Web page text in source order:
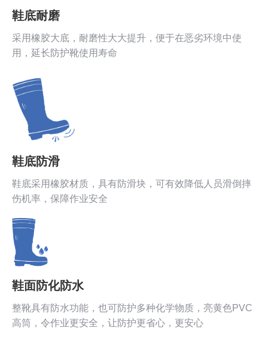
鞋底耐磨
采用橡胶大底，耐磨性大大提升，便于在恶劣环境中使
用，延长防护靴使用寿命
鞋底防滑
鞋底采用橡胶材质，具有防滑块，可有效降低人员滑倒摔
伤机率，保障作业安全
鞋面防化防水
整靴具有防水功能，也可防护多种化学物质，亮黄色PVC
高筒，令作业更安全，让防护更省心，更安心